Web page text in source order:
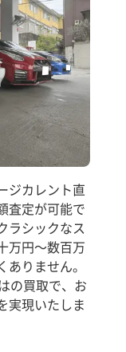
ジカレント直
査定が可能で
ラシックなス
万円～数百万
りません。
の買取で、お
実現いたしま